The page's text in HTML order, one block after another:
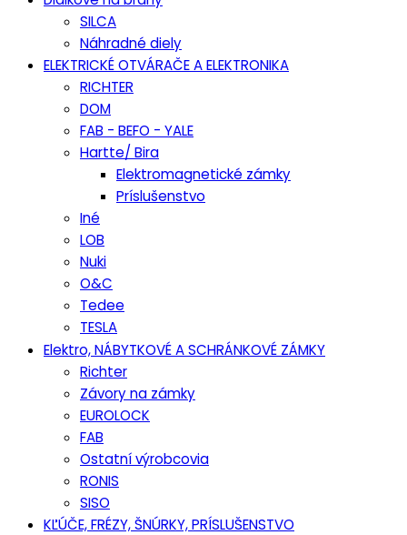
SILCA
Náhradné diely
ELEKTRICKÉ OTVÁRAČE A ELEKTRONIKA
RICHTER
DOM
FAB - BEFO - YALE
Hartte/ Bira
Elektromagnetické zámky
Príslušenstvo
Iné
LOB
Nuki
O&C
Tedee
TESLA
Elektro, NÁBYTKOVÉ A SCHRÁNKOVÉ ZÁMKY
Richter
Závory na zámky
EUROLOCK
FAB
Ostatní výrobcovia
RONIS
SISO
KĽÚČE, FRÉZY, ŠNÚRKY, PRÍSLUŠENSTVO